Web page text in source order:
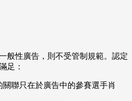
般性廣告，則不受管制規範。認定
足：
聯只在於廣告中的參賽選手肖